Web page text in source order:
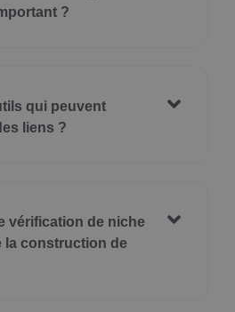
?
qui peuvent
liens ?
vérification de niche
la construction de